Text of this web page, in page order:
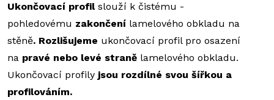
Ukončovací profil slouží k čistému -
pohledovému zakončení lamelového obkladu na
stěně. Rozlišujeme ukončovací profil pro osazení
na pravé nebo levé straně lamelového obkladu.
Ukončovací profily jsou rozdílné svou šířkou a
profilováním.